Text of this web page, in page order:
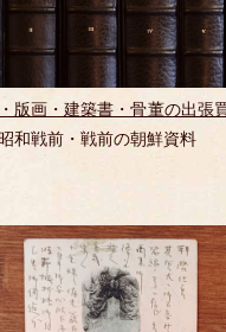
版画・建築書・骨董の出張
和戦前・戦前の朝鮮資料